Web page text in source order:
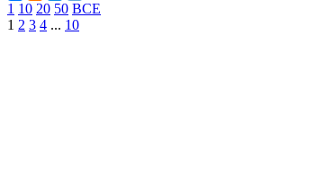
1 10 20 50 ВСЕ
1 2 3 4 ... 10